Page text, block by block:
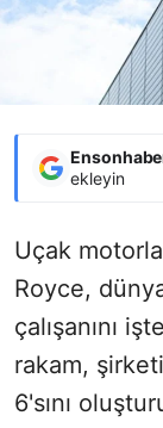
ekleyin
Uçak
Royce,
çalışanını
rakam,
6'sını